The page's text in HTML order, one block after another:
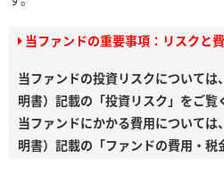
当ファンドの重要事項：リスクと
当ファンドの投資リスクについて
明書）記載の「投資リスク」をご覧
当ファンドにかかる費用について
明書）記載の「ファンドの費用・税